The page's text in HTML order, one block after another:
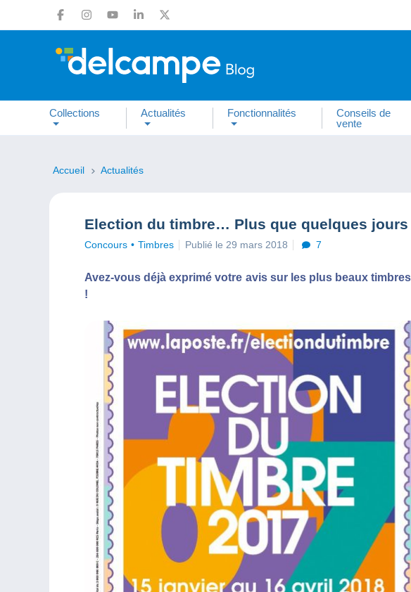
Collections Actualités Fonctionnalités
Conseils de
vente
Accueil Actualités
Election du timbre… Plus que quelques jours
Concours Timbres Publié le 29 mars 2018 7
Avez-vous déjà exprimé votre avis sur les plus beaux
!